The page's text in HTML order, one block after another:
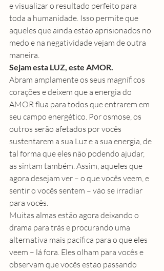
e visualizar o resultado perfeito para
toda a humanidade. Isso permite que
aqueles que ainda estão aprisionados no
medo e na negatividade vejam de outra
maneira.
Sejam esta LUZ, este AMOR.
Abram amplamente os seus magníficos
corações e deixem que a energia do
AMOR flua para todos que entrarem em
seu campo energético. Por osmose, os
outros serão afetados por vocês
sustentarem a sua Luz e a sua energia, de
tal forma que eles não podendo ajudar,
as sintam também. Assim, aqueles que
agora desejam ver – o que vocês veem, e
sentir o vocês sentem – vão se irradiar
para vocês.
Muitas almas estão agora deixando o
drama para trás e procurando uma
alternativa mais pacífica para o que eles
veem – lá fora. Eles olham para vocês e
observam que vocês estão passando